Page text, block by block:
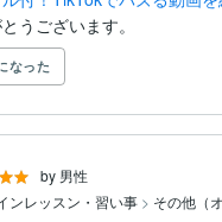
うございます。
なった
by 男性
ンレッスン・習い事 > その他（